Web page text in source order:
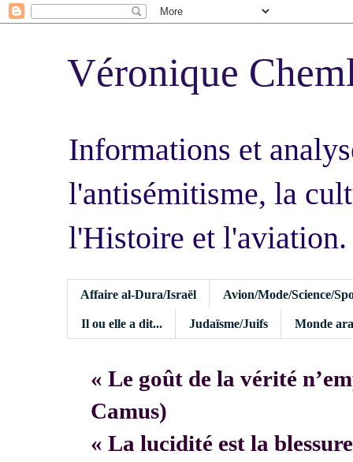
Véronique
Informations et
l'antisémitisme, la
l'Histoire et l'aviation.
Affaire al-Dura/Israël Avion/Mode/Science/
Il ou elle a dit... Judaïsme/Juifs Monde
« Le goût de la vérité
Camus)
« La lucidité est la